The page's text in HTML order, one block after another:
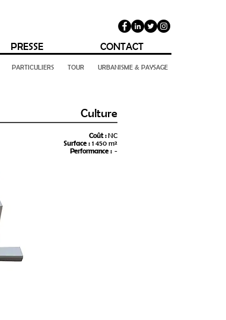
PRESSE CONTACT
PARTICULIERS TOUR URBANISME & PAYSAGE
Culture
Coût :NC
Surface : 1 450 m²
Performance : -